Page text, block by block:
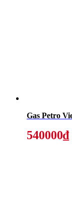
Gas Petro
540000₫